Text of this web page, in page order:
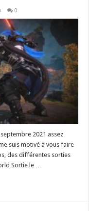
0
2021 assez
suis motivé à vous faire
des différentes sorties
Sortie le …